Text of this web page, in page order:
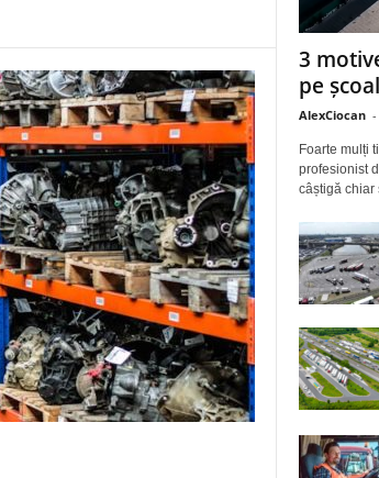
3
pe
AlexCiocan -
Foarte mulți
profesionist
câștigă chiar